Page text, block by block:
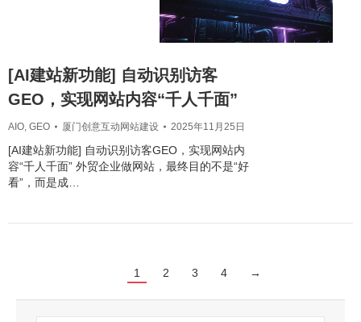
[AI建站新功能] 自动识别访客
GEO，实现网站内容“千人千面”
AIO, GEO 厦门创意互动网站建设 2025年11月25日
[AI建站新功能] 自动识别访客GEO，实现网站内
容“千人千面” 外贸企业做网站，最终目的不是“好
看”，而是成…
1 2 3 4 →